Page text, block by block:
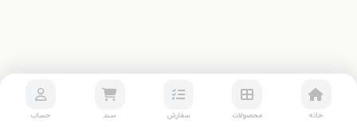
خانه محصولات سفارش سبد حساب